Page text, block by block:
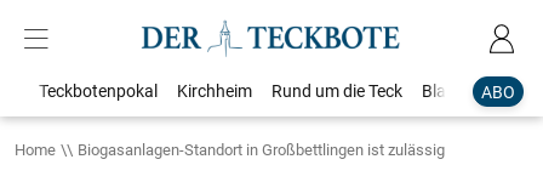
ABO
Teckbotenpokal Kirchheim Rund um die Teck Blaulicht
Home Biogasanlagen-Standort in Großbettlingen ist zulässig